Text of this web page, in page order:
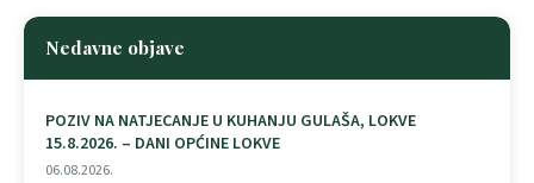
Nedavne objave
POZIV NA NATJECANJE U KUHANJU GULAŠA, LOKVE
15.8.2026. – DANI OPĆINE LOKVE
06.08.2026.